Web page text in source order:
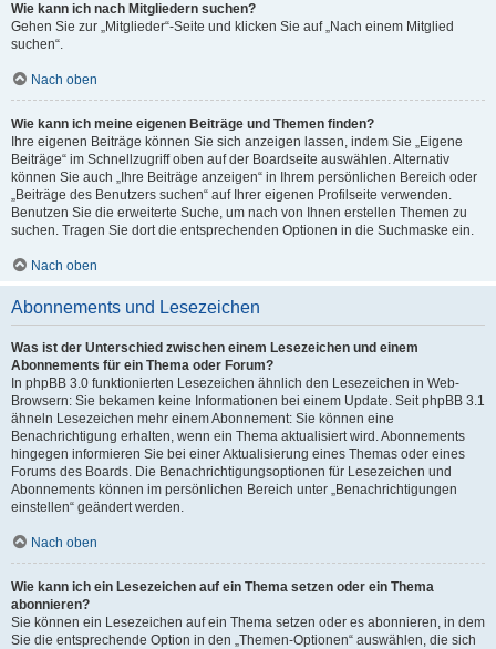
Wie kann ich nach Mitgliedern suchen?
Gehen Sie zur „Mitglieder“-Seite und klicken Sie auf „Nach einem Mitglied
suchen“.
Nach oben
Wie kann ich meine eigenen Beiträge und Themen finden?
Ihre eigenen Beiträge können Sie sich anzeigen lassen, indem Sie „Eigene
Beiträge“ im Schnellzugriff oben auf der Boardseite auswählen. Alternativ
können Sie auch „Ihre Beiträge anzeigen“ in Ihrem persönlichen Bereich oder
„Beiträge des Benutzers suchen“ auf Ihrer eigenen Profilseite verwenden.
Benutzen Sie die erweiterte Suche, um nach von Ihnen erstellen Themen zu
suchen. Tragen Sie dort die entsprechenden Optionen in die Suchmaske ein.
Nach oben
Abonnements und Lesezeichen
Was ist der Unterschied zwischen einem Lesezeichen und einem
Abonnements für ein Thema oder Forum?
In phpBB 3.0 funktionierten Lesezeichen ähnlich den Lesezeichen in Web-
Browsern: Sie bekamen keine Informationen bei einem Update. Seit phpBB 3.1
ähneln Lesezeichen mehr einem Abonnement: Sie können eine
Benachrichtigung erhalten, wenn ein Thema aktualisiert wird. Abonnements
hingegen informieren Sie bei einer Aktualisierung eines Themas oder eines
Forums des Boards. Die Benachrichtigungsoptionen für Lesezeichen und
Abonnements können im persönlichen Bereich unter „Benachrichtigungen
einstellen“ geändert werden.
Nach oben
Wie kann ich ein Lesezeichen auf ein Thema setzen oder ein Thema
abonnieren?
Sie können ein Lesezeichen auf ein Thema setzen oder es abonnieren, in dem
Sie die entsprechende Option in den „Themen-Optionen“ auswählen, die sich